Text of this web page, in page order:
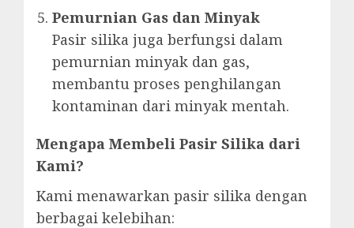
Pemurnian Gas dan Minyak
Pasir silika juga berfungsi dalam
pemurnian minyak dan gas,
membantu proses penghilangan
kontaminan dari minyak mentah.
Mengapa Membeli Pasir Silika dari
Kami?
Kami menawarkan pasir silika dengan
berbagai kelebihan: